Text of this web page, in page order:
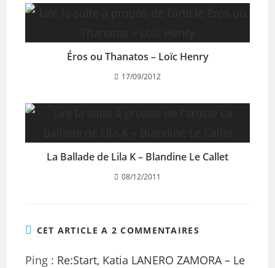
Éros ou Thanatos – Loïc Henry
17/09/2012
La Ballade de Lila K – Blandine Le Callet
08/12/2011
CET ARTICLE A 2 COMMENTAIRES
Ping : Re:Start, Katia LANERO ZAMORA – Le